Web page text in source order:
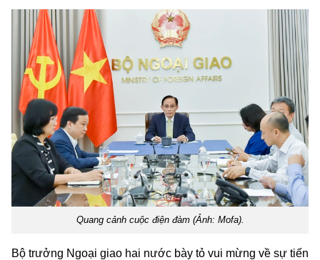
Quang cảnh cuộc điện đàm (Ảnh: Mofa).
Bộ trưởng Ngoại giao hai nước bày tỏ vui mừng về sự tiến